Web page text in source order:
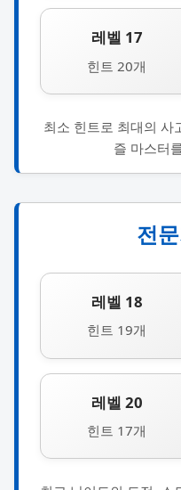
레벨 17
힌트 20개
최소 힌트로 최대의 사
즐 마스터
전
레벨 18
힌트 19개
레벨 20
힌트 17개